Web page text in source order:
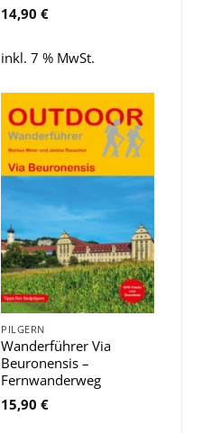
14,90 €
inkl. 7 % MwSt.
Zu
Wunschliste
hinzufügen
PILGERN
Wanderführer Via
Beuronensis –
Fernwanderweg
15,90 €